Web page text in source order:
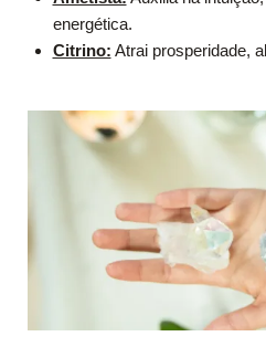
energética.
Citrino: Atrai prosperidade,